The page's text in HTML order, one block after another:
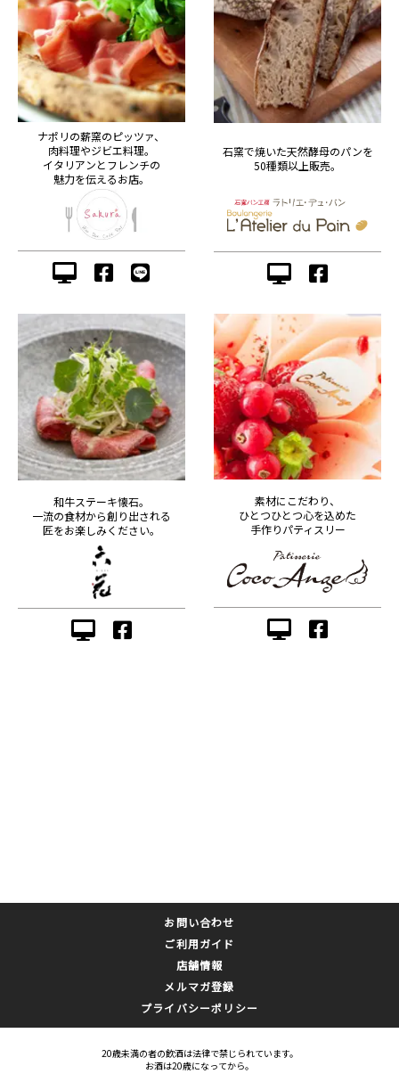
ナポリの薪窯のピッツァ、
肉料理やジビエ料理。
イタリアンとフレンチの
魅力を伝えるお店。
石窯で焼いた天然酵母のパンを
50種類以上販売。
和牛ステーキ懐石。
一流の食材から創り出される
匠をお楽しみください。
素材にこだわり、
ひとつひとつ心を込めた
手作りパティスリー
お問い合わせ
ご利用ガイド
店舗情報
メルマガ登録
プライバシーポリシー
20歳未満の者の飲酒は法律で禁じられています。
お酒は20歳になってから。